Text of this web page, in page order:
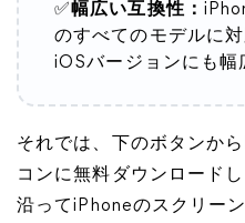
✅幅広い互換性：
のすべてのモデルに
iOSバージョンにも幅
それでは、下のボタンか
コンに無料ダウンロード
沿ってiPhoneのスクリー